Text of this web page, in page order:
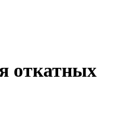
откатных